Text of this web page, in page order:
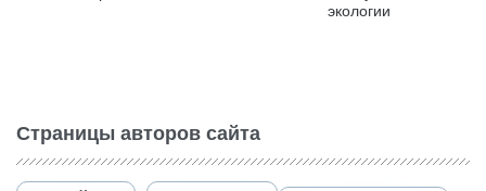
экологии
Страницы авторов сайта